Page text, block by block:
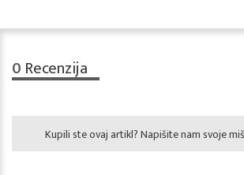
0 Recenzija
Kupili ste ovaj artikl? Napišite nam svoje